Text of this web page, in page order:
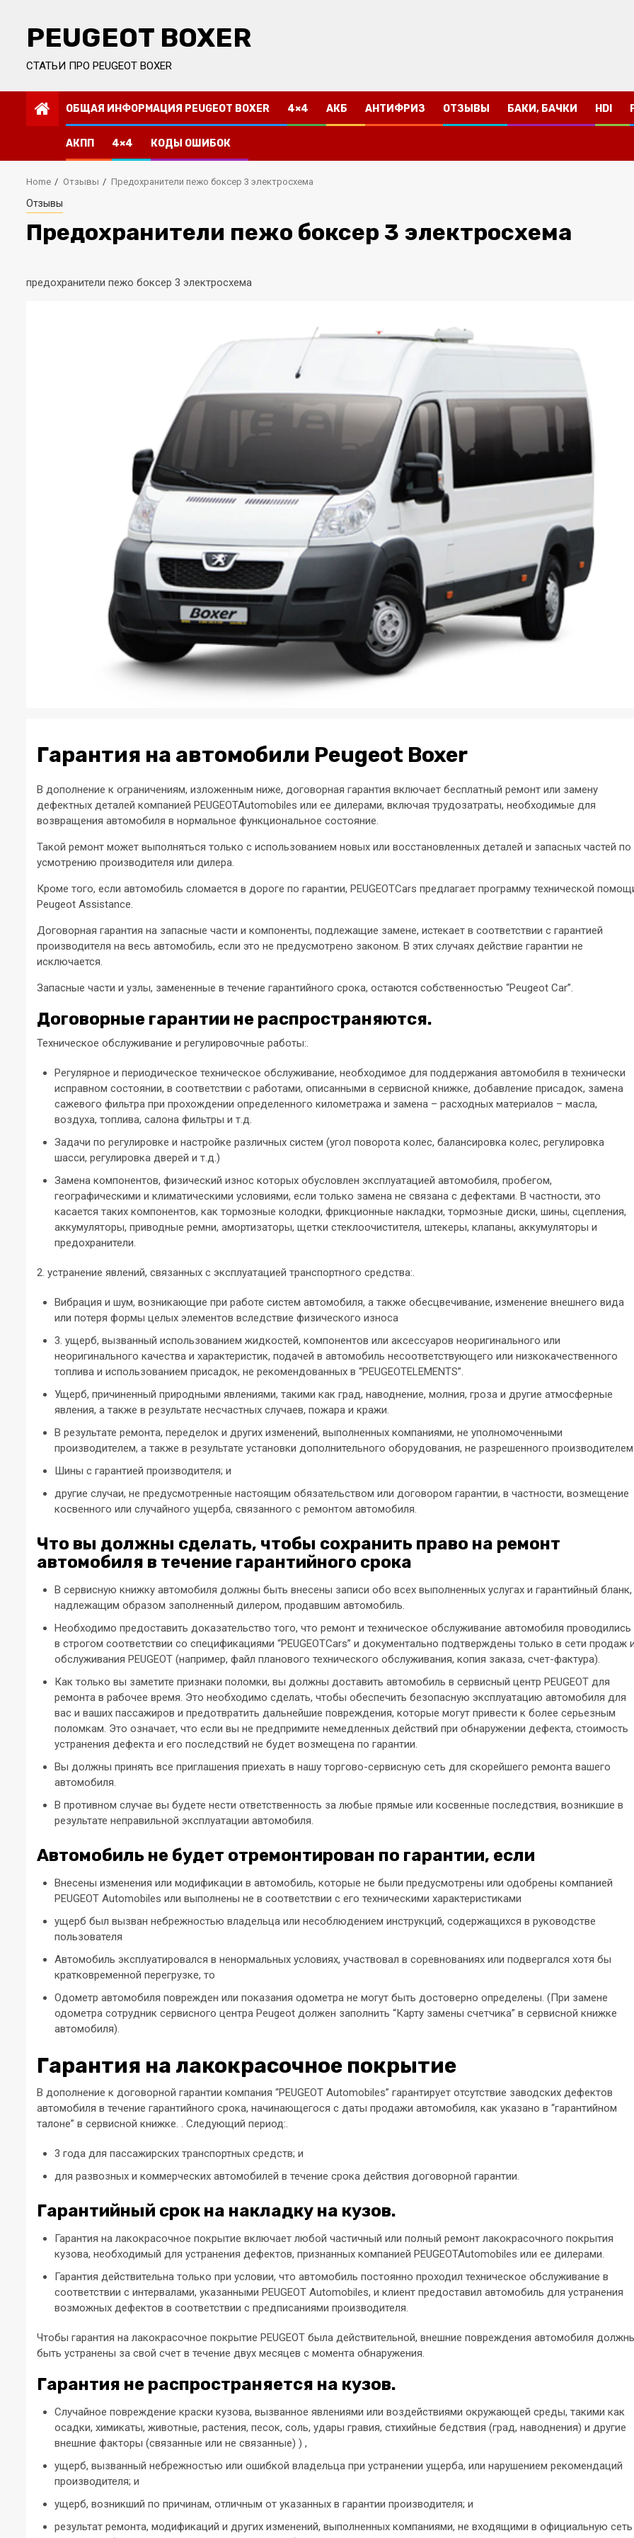
contentPEUGEOT BOXER
СТАТЬИ ПРО PEUGEOT BOXER
ОБЩАЯ ИНФОРМАЦИЯ PEUGEOT BOXER 4×4 АКБ АНТИФРИЗ ОТЗЫВЫ БАКИ, БАЧКИ HDI
АКПП 4×4 КОДЫ ОШИБОК
Home Отзывы Предохранители пежо боксер 3 электросхема
Отзывы
Предохранители пежо боксер 3 электросхема
предохранители пежо боксер 3 электросхема
Гарантия на автомобили Peugeot Boxer
В дополнение к ограничениям, изложенным ниже, договорная гарантия включает бесплатный ремонт или замену
дефектных деталей компанией PEUGEOTAutomobiles или ее дилерами, включая трудозатраты, необходимые для
возвращения автомобиля в нормальное функциональное состояние.
Такой ремонт может выполняться только с использованием новых или восстановленных деталей и запасных частей по
усмотрению производителя или дилера.
Кроме того, если автомобиль сломается в дороге по гарантии, PEUGEOTCars предлагает программу технической
Peugeot Assistance.
Договорная гарантия на запасные части и компоненты, подлежащие замене, истекает в соответствии с гарантией
производителя на весь автомобиль, если это не предусмотрено законом. В этих случаях действие гарантии не
исключается.
Запасные части и узлы, замененные в течение гарантийного срока, остаются собственностью “Peugeot Car”.
Договорные гарантии не распространяются.
Техническое обслуживание и регулировочные работы:.
Регулярное и периодическое техническое обслуживание, необходимое для поддержания автомобиля в технически
исправном состоянии, в соответствии с работами, описанными в сервисной книжке, добавление присадок, замена
сажевого фильтра при прохождении определенного километража и замена – расходных материалов – масла,
воздуха, топлива, салона фильтры и т.д.
Задачи по регулировке и настройке различных систем (угол поворота колес, балансировка колес, регулировка
шасси, регулировка дверей и т.д.)
Замена компонентов, физический износ которых обусловлен эксплуатацией автомобиля, пробегом,
географическими и климатическими условиями, если только замена не связана с дефектами. В частности, это
касается таких компонентов, как тормозные колодки, фрикционные накладки, тормозные диски, шины, сцепления,
аккумуляторы, приводные ремни, амортизаторы, щетки стеклоочистителя, штекеры, клапаны, аккумуляторы и
предохранители.
2. устранение явлений, связанных с эксплуатацией транспортного средства:.
Вибрация и шум, возникающие при работе систем автомобиля, а также обесцвечивание, изменение внешнего вида
или потеря формы целых элементов вследствие физического износа
3. ущерб, вызванный использованием жидкостей, компонентов или аксессуаров неоригинального или
неоригинального качества и характеристик, подачей в автомобиль несоответствующего или низкокачественного
топлива и использованием присадок, не рекомендованных в “PEUGEOTELEMENTS”.
Ущерб, причиненный природными явлениями, такими как град, наводнение, молния, гроза и другие атмосферные
явления, а также в результате несчастных случаев, пожара и кражи.
В результате ремонта, переделок и других изменений, выполненных компаниями, не уполномоченными
производителем, а также в результате установки дополнительного оборудования, не разрешенного
Шины с гарантией производителя; и
другие случаи, не предусмотренные настоящим обязательством или договором гарантии, в частности, возмещение
косвенного или случайного ущерба, связанного с ремонтом автомобиля.
Что вы должны сделать, чтобы сохранить право на ремонт
автомобиля в течение гарантийного срока
В сервисную книжку автомобиля должны быть внесены записи обо всех выполненных услугах и гарантийный бланк,
надлежащим образом заполненный дилером, продавшим автомобиль.
Необходимо предоставить доказательство того, что ремонт и техническое обслуживание автомобиля проводились
в строгом соответствии со спецификациями “PEUGEOTCars” и документально подтверждены только в сети продаж
обслуживания PEUGEOT (например, файл планового технического обслуживания, копия заказа, счет-фактура).
Как только вы заметите признаки поломки, вы должны доставить автомобиль в сервисный центр PEUGEOT для
ремонта в рабочее время. Это необходимо сделать, чтобы обеспечить безопасную эксплуатацию автомобиля для
вас и ваших пассажиров и предотвратить дальнейшие повреждения, которые могут привести к более серьезным
поломкам. Это означает, что если вы не предпримите немедленных действий при обнаружении дефекта, стоимость
устранения дефекта и его последствий не будет возмещена по гарантии.
Вы должны принять все приглашения приехать в нашу торгово-сервисную сеть для скорейшего ремонта вашего
автомобиля.
В противном случае вы будете нести ответственность за любые прямые или косвенные последствия, возникшие в
результате неправильной эксплуатации автомобиля.
Автомобиль не будет отремонтирован по гарантии, если
Внесены изменения или модификации в автомобиль, которые не были предусмотрены или одобрены компанией
PEUGEOT Automobiles или выполнены не в соответствии с его техническими характеристиками
ущерб был вызван небрежностью владельца или несоблюдением инструкций, содержащихся в руководстве
пользователя
Автомобиль эксплуатировался в ненормальных условиях, участвовал в соревнованиях или подвергался хотя бы
кратковременной перегрузке, то
Одометр автомобиля поврежден или показания одометра не могут быть достоверно определены. (При замене
одометра сотрудник сервисного центра Peugeot должен заполнить “Карту замены счетчика” в сервисной книжке
автомобиля).
Гарантия на лакокрасочное покрытие
В дополнение к договорной гарантии компания “PEUGEOT Automobiles” гарантирует отсутствие заводских дефектов
автомобиля в течение гарантийного срока, начинающегося с даты продажи автомобиля, как указано в “гарантийном
талоне” в сервисной книжке. . Следующий период:.
3 года для пассажирских транспортных средств; и
для развозных и коммерческих автомобилей в течение срока действия договорной гарантии.
Гарантийный срок на накладку на кузов.
Гарантия на лакокрасочное покрытие включает любой частичный или полный ремонт лакокрасочного покрытия
кузова, необходимый для устранения дефектов, признанных компанией PEUGEOTAutomobiles или ее дилерами.
Гарантия действительна только при условии, что автомобиль постоянно проходил техническое обслуживание в
соответствии с интервалами, указанными PEUGEOT Automobiles, и клиент предоставил автомобиль для устранения
возможных дефектов в соответствии с предписаниями производителя.
Чтобы гарантия на лакокрасочное покрытие PEUGEOT была действительной, внешние повреждения автомобиля
быть устранены за свой счет в течение двух месяцев с момента обнаружения.
Гарантия не распространяется на кузов.
Случайное повреждение краски кузова, вызванное явлениями или воздействиями окружающей среды, такими как
осадки, химикаты, животные, растения, песок, соль, удары гравия, стихийные бедствия (град, наводнения) и другие
внешние факторы (связанные или не связанные) ) ,
ущерб, вызванный небрежностью или ошибкой владельца при устранении ущерба, или нарушением рекомендаций
производителя; и
ущерб, возникший по причинам, отличным от указанных в гарантии производителя; и
результат ремонта, модификаций и других изменений, выполненных компаниями, не входящими в официальную сеть